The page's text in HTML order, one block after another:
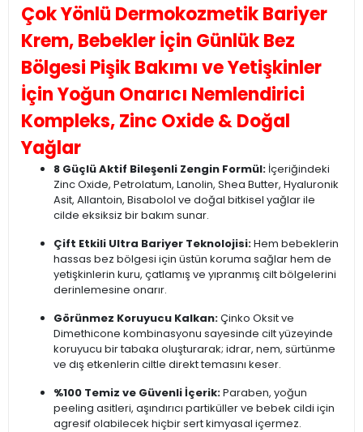
Çok Yönlü Dermokozmetik Bariyer
Krem, Bebekler İçin Günlük Bez
Bölgesi Pişik Bakımı ve Yetişkinler
İçin Yoğun Onarıcı Nemlendirici
Kompleks, Zinc Oxide & Doğal
Yağlar
8 Güçlü Aktif Bileşenli Zengin Formül: İçeriğindeki
Zinc Oxide, Petrolatum, Lanolin, Shea Butter, Hyaluronik
Asit, Allantoin, Bisabolol ve doğal bitkisel yağlar ile
cilde eksiksiz bir bakım sunar.
Çift Etkili Ultra Bariyer Teknolojisi:Hem bebeklerin
hassas bez bölgesi için üstün koruma sağlar hem de
yetişkinlerin kuru, çatlamış ve yıpranmış cilt bölgelerini
derinlemesine onarır.
Görünmez Koruyucu Kalkan:Çinko Oksit ve
Dimethicone kombinasyonu sayesinde cilt yüzeyinde
koruyucu bir tabaka oluşturarak; idrar, nem, sürtünme
ve dış etkenlerin ciltle direkt temasını keser.
%100 Temiz ve Güvenli İçerik:Paraben, yoğun
peeling asitleri, aşındırıcı partiküller ve bebek cildi için
agresif olabilecek hiçbir sert kimyasal içermez.